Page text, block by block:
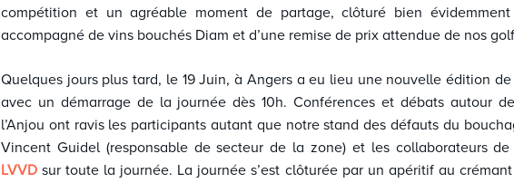
compétition et un agréable moment de partage, clôturé bien
accompagné de vins bouchés Diam et d’une remise de prix attendue de nos
Quelques jours plus tard, le 19 Juin, à Angers a eu lieu une nouvelle édition
avec un démarrage de la journée dès 10h. Conférences et débats autour
l’Anjou ont ravis les participants autant que notre stand des défauts du
Vincent Guidel (responsable de secteur de la zone) et les collaborateurs
LVVD sur toute la journée. La journée s’est clôturée par un apéritif au